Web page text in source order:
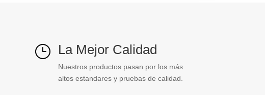
} La Mejor Calidad
Nuestros productos pasan por los más
altos estandares y pruebas de calidad.